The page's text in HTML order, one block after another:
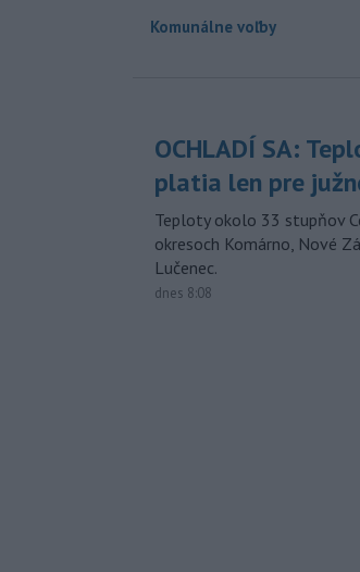
Komunálne voľby
OCHLADÍ SA:
platia len pre
Teploty okolo 33 stupňov
okresoch Komárno, Nové
Lučenec.
dnes 8:08